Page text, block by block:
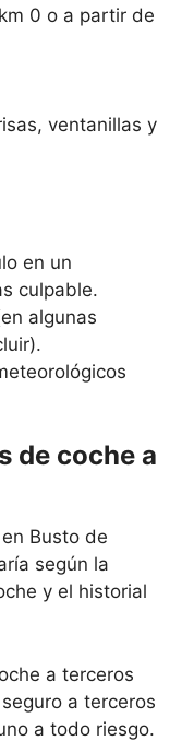
0 o a partir de
ventanillas y
en un
culpable.
algunas
de coche a
Busto de
según la
y el historial
a terceros
a terceros
a todo riesgo.